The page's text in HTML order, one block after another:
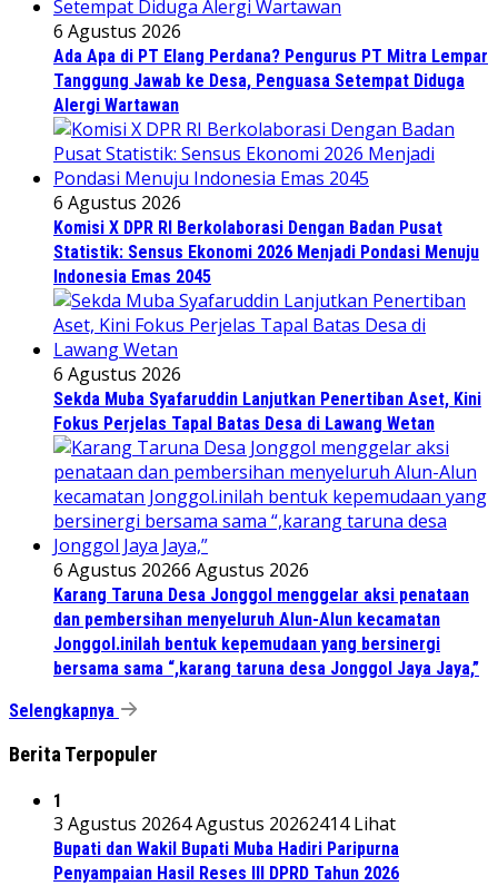
6 Agustus 2026
Ada Apa di PT Elang Perdana? Pengurus PT Mitra Lempar
Tanggung Jawab ke Desa, Penguasa Setempat Diduga
Alergi Wartawan
6 Agustus 2026
Komisi X DPR RI Berkolaborasi Dengan Badan Pusat
Statistik: Sensus Ekonomi 2026 Menjadi Pondasi Menuju
Indonesia Emas 2045
6 Agustus 2026
Sekda Muba Syafaruddin Lanjutkan Penertiban Aset, Kini
Fokus Perjelas Tapal Batas Desa di Lawang Wetan
6 Agustus 20266 Agustus 2026
Karang Taruna Desa Jonggol menggelar aksi penataan
dan pembersihan menyeluruh Alun-Alun kecamatan
Jonggol.inilah bentuk kepemudaan yang bersinergi
bersama sama “,karang taruna desa Jonggol Jaya Jaya,”
Selengkapnya
Berita Terpopuler
1
3 Agustus 20264 Agustus 20262414 Lihat
Bupati dan Wakil Bupati Muba Hadiri Paripurna
Penyampaian Hasil Reses III DPRD Tahun 2026